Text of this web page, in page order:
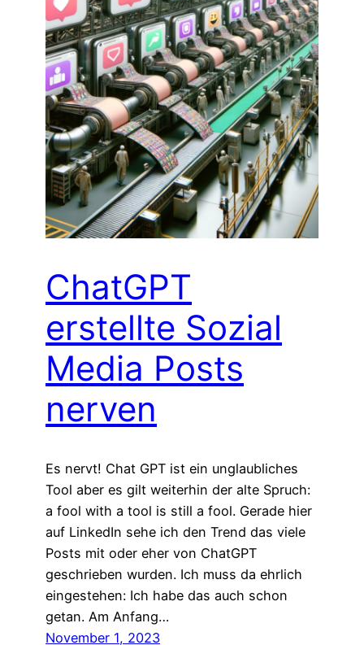
ChatGPT
erstellte Sozial
Media Posts
nerven
Es nervt! Chat GPT ist ein unglaubliches
Tool aber es gilt weiterhin der alte Spruch:
a fool with a tool is still a fool. Gerade hier
auf LinkedIn sehe ich den Trend das viele
Posts mit oder eher von ChatGPT
geschrieben wurden. Ich muss da ehrlich
eingestehen: Ich habe das auch schon
getan. Am Anfang…
November 1, 2023